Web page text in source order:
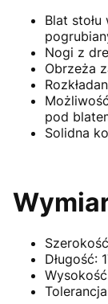
Blat
Nogi z
Obrzeża
pod
Solidna
Długość: